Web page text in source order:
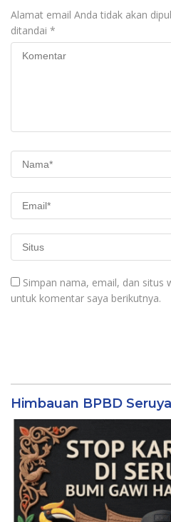
Alamat email Anda tidak akan
ditandai *
Simpan nama, email, dan situs
untuk komentar saya berikutnya.
Himbauan BPBD